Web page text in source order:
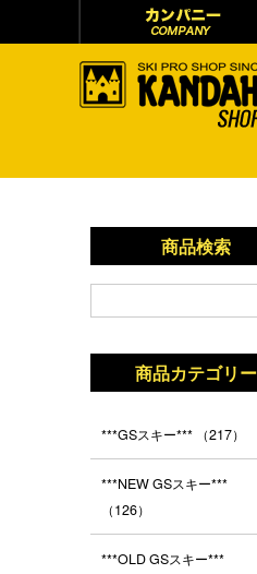
商品検索
商品カテゴリー
***GSスキー*** （217）
***NEW GSスキー***
（126）
***OLD GSスキー***